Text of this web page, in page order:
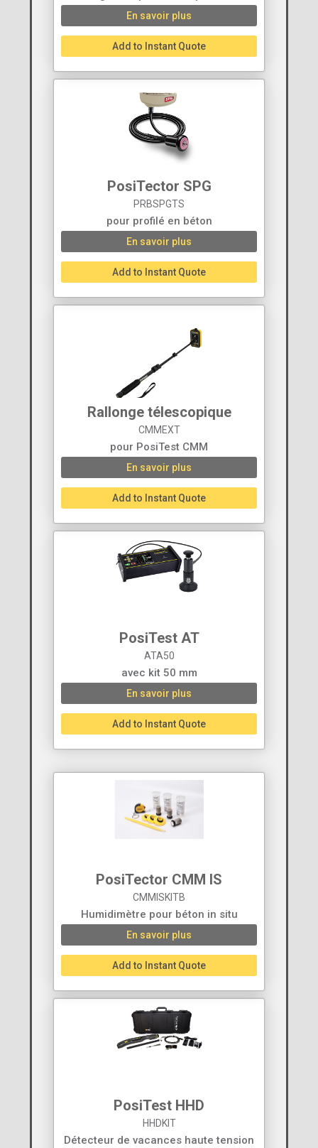
PosiTest AT
ATA50
avec kit 50 mm
En savoir plus
Add to Instant Quote
Rallonge télescopique
CMMEXT
pour PosiTest CMM
En savoir plus
Add to Instant Quote
PosiTector SPG
PRBSPGTS
pour profilé en béton
En savoir plus
Add to Instant Quote
En savoir plus
Add to Instant Quote
PosiTest HHD
HHDKIT
Détecteur de vacances haute tension
PosiTector CMM IS
CMMISKITB
Humidimètre pour béton in situ
En savoir plus
Add to Instant Quote